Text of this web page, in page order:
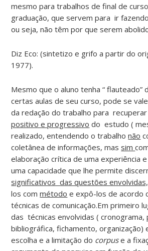
mesmo para trabalhos de final de
graduação, que servem para ir
ou seja, não têm por que serem
Diz Eco: (sintetizo e grifo a partir do
1977).
Mesmo que o aluno tenha “ flauteado”
certas aulas de seu curso, pode se
da redação do trabalho para
positivo e progressivo do estudo (
realizado, entendendo o trabalhonão
coletânea de informações, massim
elaboração crítica de uma experiência
uma capacidade que lhe permite
significativos das questões envolvidas,
los commétodo e expô-los de acordo
técnicas de comunicação.Em primeiro
das técnicas envolvidas ( cronograma,
bibliográfica, fichamento, organização)
escolha e a limitação do corpuse a